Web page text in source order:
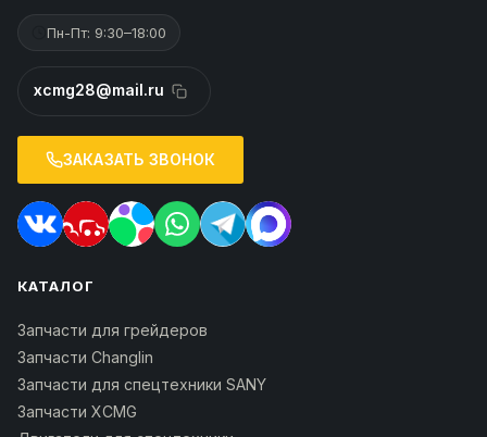
Пн-Пт: 9:30–18:00
xcmg28@mail.ru
ЗАКАЗАТЬ ЗВОНОК
КАТАЛОГ
Запчасти для грейдеров
Запчасти Changlin
Запчасти для спецтехники SANY
Запчасти XCMG